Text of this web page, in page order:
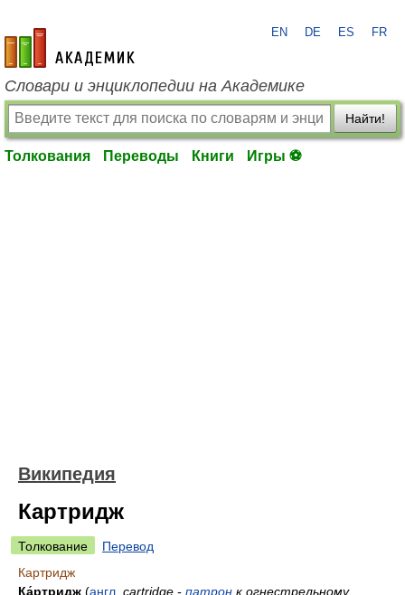
academic.ru
EN DE ES FR
Словари и энциклопедии на Академике
Найти!
Толкования Переводы Книги Игры ⚽
Википедия
Картридж
Толкование
Перевод
Картридж
Ка́ртридж (англ. cartridge - патрон к огнестрельному